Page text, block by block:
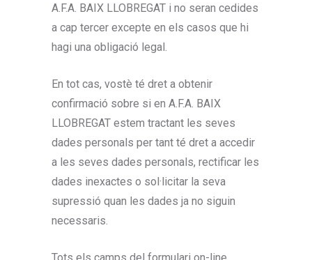
A.F.A. BAIX LLOBREGAT i no seran cedides
a cap tercer excepte en els casos que hi
hagi una obligació legal.
En tot cas, vostè té dret a obtenir
confirmació sobre si en A.F.A. BAIX
LLOBREGAT estem tractant les seves
dades personals per tant té dret a accedir
a les seves dades personals, rectificar les
dades inexactes o sol·licitar la seva
supressió quan les dades ja no siguin
necessaris.
Tots els camps del formulari on-line